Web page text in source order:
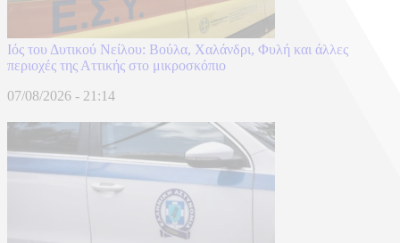
Ιός του Δυτικού Νείλου: Βούλα, Χαλάνδρι, Φυλή και άλλες
περιοχές της Αττικής στο μικροσκόπιο
07/08/2026 - 21:14